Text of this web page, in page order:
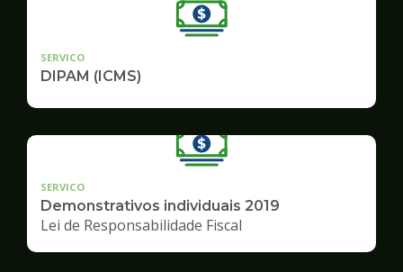
SERVICO
DIPAM (ICMS)
SERVICO
Demonstrativos individuais 2019
Lei de Responsabilidade Fiscal